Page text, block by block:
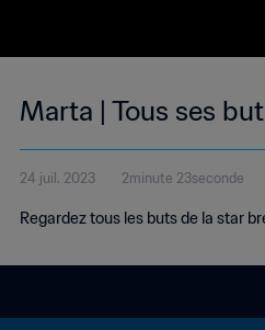
Marta | Tous ses
24 juil. 2023 2minute 23seconde
Regardez tous les buts de la star